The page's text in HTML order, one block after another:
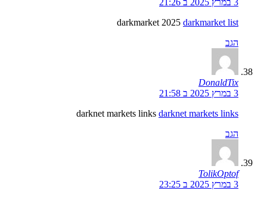
darkmarket 2025 darkmarket list
הגב
DonaldTix
3 במרץ 2025 ב 21:58
darknet markets links darknet markets links
הגב
TolikOptof
3 במרץ 2025 ב 23:25